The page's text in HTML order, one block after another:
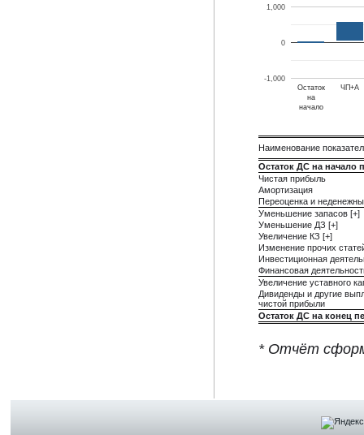
Остаток
на
начало
ЧП+А
-1,000
0
1,000
Наименование
Остаток ДС на начало
Чистая прибыль
Амортизация
Переоценка и
Уменьшение запасов [+]
Уменьшение ДЗ [+]
Увеличение КЗ [+]
Изменение прочих
Инвестиционная
Финансовая
Увеличение уставного
Дивиденды и другие
чистой прибыли
Остаток ДС на конец
* Отчёт